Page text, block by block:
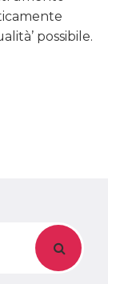
possibile.